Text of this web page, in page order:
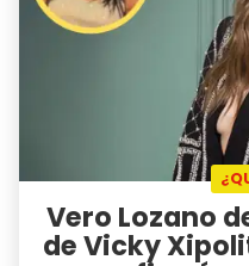
Vero Lozano
de Vicky